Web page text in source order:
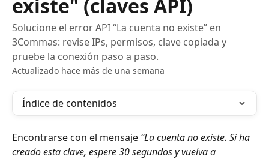
existe" (claves API)
Solucione el error API “La cuenta no existe” en
3Commas: revise IPs, permisos, clave copiada y
pruebe la conexión paso a paso.
Actualizado hace más de una semana
Índice de contenidos
Encontrarse con el mensaje “La cuenta no existe. Si ha
creado esta clave, espere 30 segundos y vuelva a